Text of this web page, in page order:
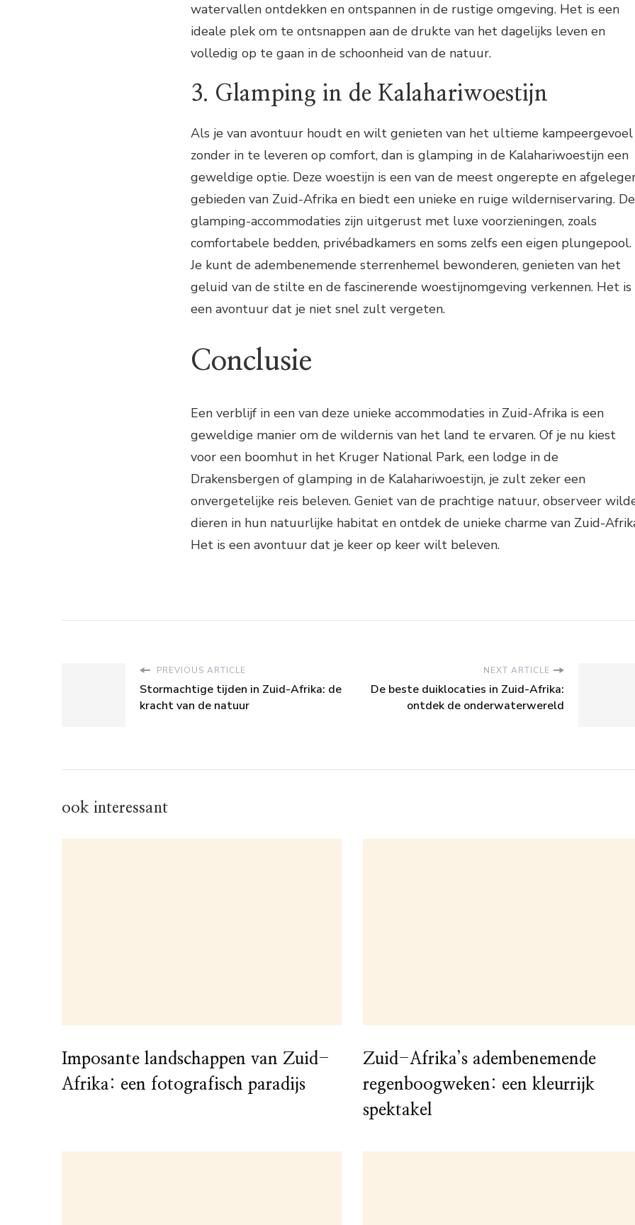
watervallen ontdekken en ontspannen in de rustige omgeving. Het is een
ideale plek om te ontsnappen aan de drukte van het dagelijks leven en
volledig op te gaan in de schoonheid van de natuur.
3. Glamping in de Kalahariwoestijn
Als je van avontuur houdt en wilt genieten van het ultieme kampeergevoel
zonder in te leveren op comfort, dan is glamping in de Kalahariwoestijn een
geweldige optie. Deze woestijn is een van de meest ongerepte en
gebieden van Zuid-Afrika en biedt een unieke en ruige wilderniservaring. De
glamping-accommodaties zijn uitgerust met luxe voorzieningen, zoals
comfortabele bedden, privébadkamers en soms zelfs een eigen plungepool.
Je kunt de adembenemende sterrenhemel bewonderen, genieten van het
geluid van de stilte en de fascinerende woestijnomgeving verkennen. Het is
een avontuur dat je niet snel zult vergeten.
Conclusie
Een verblijf in een van deze unieke accommodaties in Zuid-Afrika is een
geweldige manier om de wildernis van het land te ervaren. Of je nu kiest
voor een boomhut in het Kruger National Park, een lodge in de
Drakensbergen of glamping in de Kalahariwoestijn, je zult zeker een
onvergetelijke reis beleven. Geniet van de prachtige natuur, observeer
dieren in hun natuurlijke habitat en ontdek de unieke charme van Zuid-
Het is een avontuur dat je keer op keer wilt beleven.
PREVIOUS ARTICLE
Stormachtige tijden in Zuid-Afrika: de
kracht van de natuur
NEXT ARTICLE
De beste duiklocaties in Zuid-Afrika:
ontdek de onderwaterwereld
ook interessant
Imposante landschappen van Zuid-
Afrika: een fotografisch paradijs
Zuid-Afrika’s adembenemende
regenboogweken: een kleurrijk
spektakel